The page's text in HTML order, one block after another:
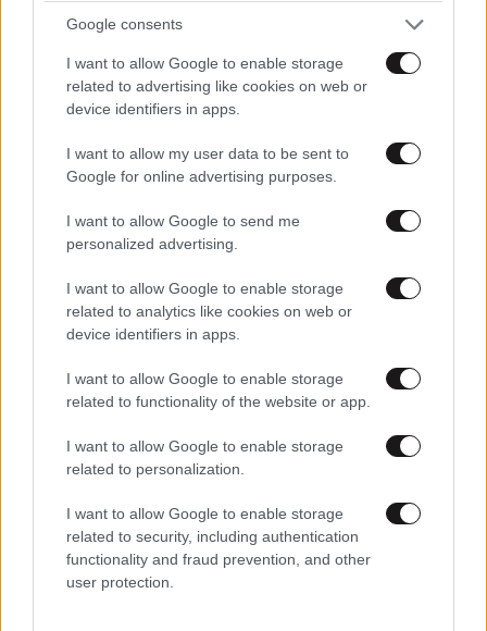
Google consents
I want to allow Google to enable storage
related to advertising like cookies on web or
device identifiers in apps.
I want to allow my user data to be sent to
Google for online advertising purposes.
I want to allow Google to send me
personalized advertising.
I want to allow Google to enable storage
related to analytics like cookies on web or
device identifiers in apps.
I want to allow Google to enable storage
related to functionality of the website or app.
I want to allow Google to enable storage
related to personalization.
I want to allow Google to enable storage
related to security, including authentication
functionality and fraud prevention, and other
user protection.